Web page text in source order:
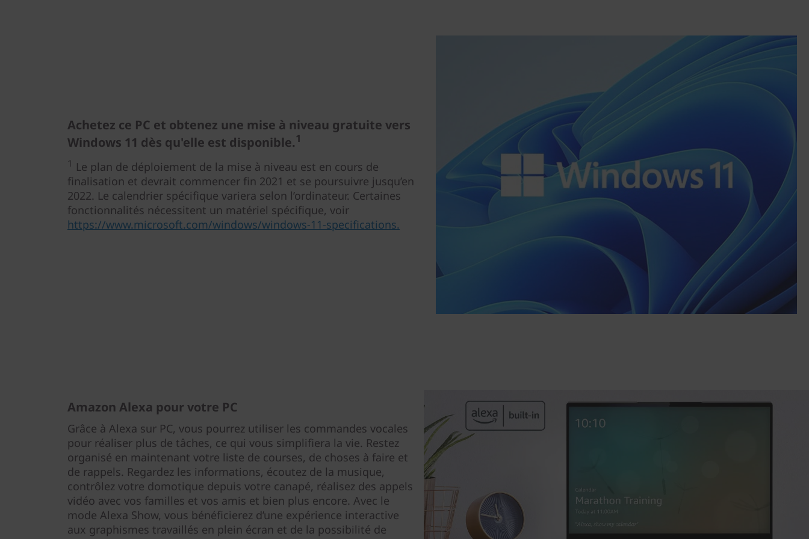
Achetez ce PC et obtenez une mise à niveau gratuite vers
Windows 11 dès qu'elle est disponible.1
1 Le plan de déploiement de la mise à niveau est en cours de
finalisation et devrait commencer fin 2021 et se poursuivre jusqu’en
2022. Le calendrier spécifique variera selon l’ordinateur. Certaines
fonctionnalités nécessitent un matériel spécifique, voir
https://www.microsoft.com/windows/windows-11-specifications.
Amazon Alexa pour votre PC
Grâce à Alexa sur PC, vous pourrez utiliser les commandes vocales
pour réaliser plus de tâches, ce qui vous simplifiera la vie. Restez
organisé en maintenant votre liste de courses, de choses à faire et
de rappels. Regardez les informations, écoutez de la musique,
contrôlez votre domotique depuis votre canapé, réalisez des appels
vidéo avec vos familles et vos amis et bien plus encore. Avec le
mode Alexa Show, vous bénéficierez d’une expérience interactive
aux graphismes travaillés en plein écran et de la possibilité de